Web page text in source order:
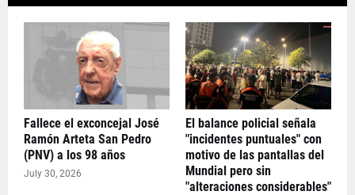
Fallece el exconcejal José
Ramón Arteta San Pedro
(PNV) a los 98 años
July 30, 2026
El balance policial señala
"incidentes puntuales" con
motivo de las pantallas del
Mundial pero sin
"alteraciones considerables"